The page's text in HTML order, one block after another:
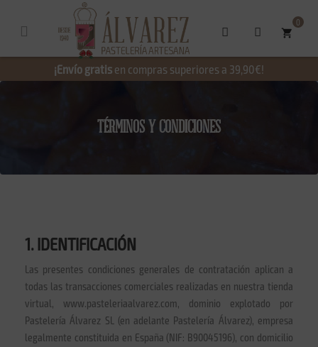
shopping_cart
0
¡Envío gratis en compras superiores a 39,90€!
TÉRMINOS Y CONDICIONES
1. IDENTIFICACIÓN
Las presentes condiciones generales de contratación aplican a
todas las transacciones comerciales realizadas en nuestra tienda
virtual, www.pasteleriaalvarez.com, dominio explotado por
Pastelería Álvarez SL (en adelante Pastelería Álvarez), empresa
legalmente constituida en España (NIF: B90045196), con domicilio